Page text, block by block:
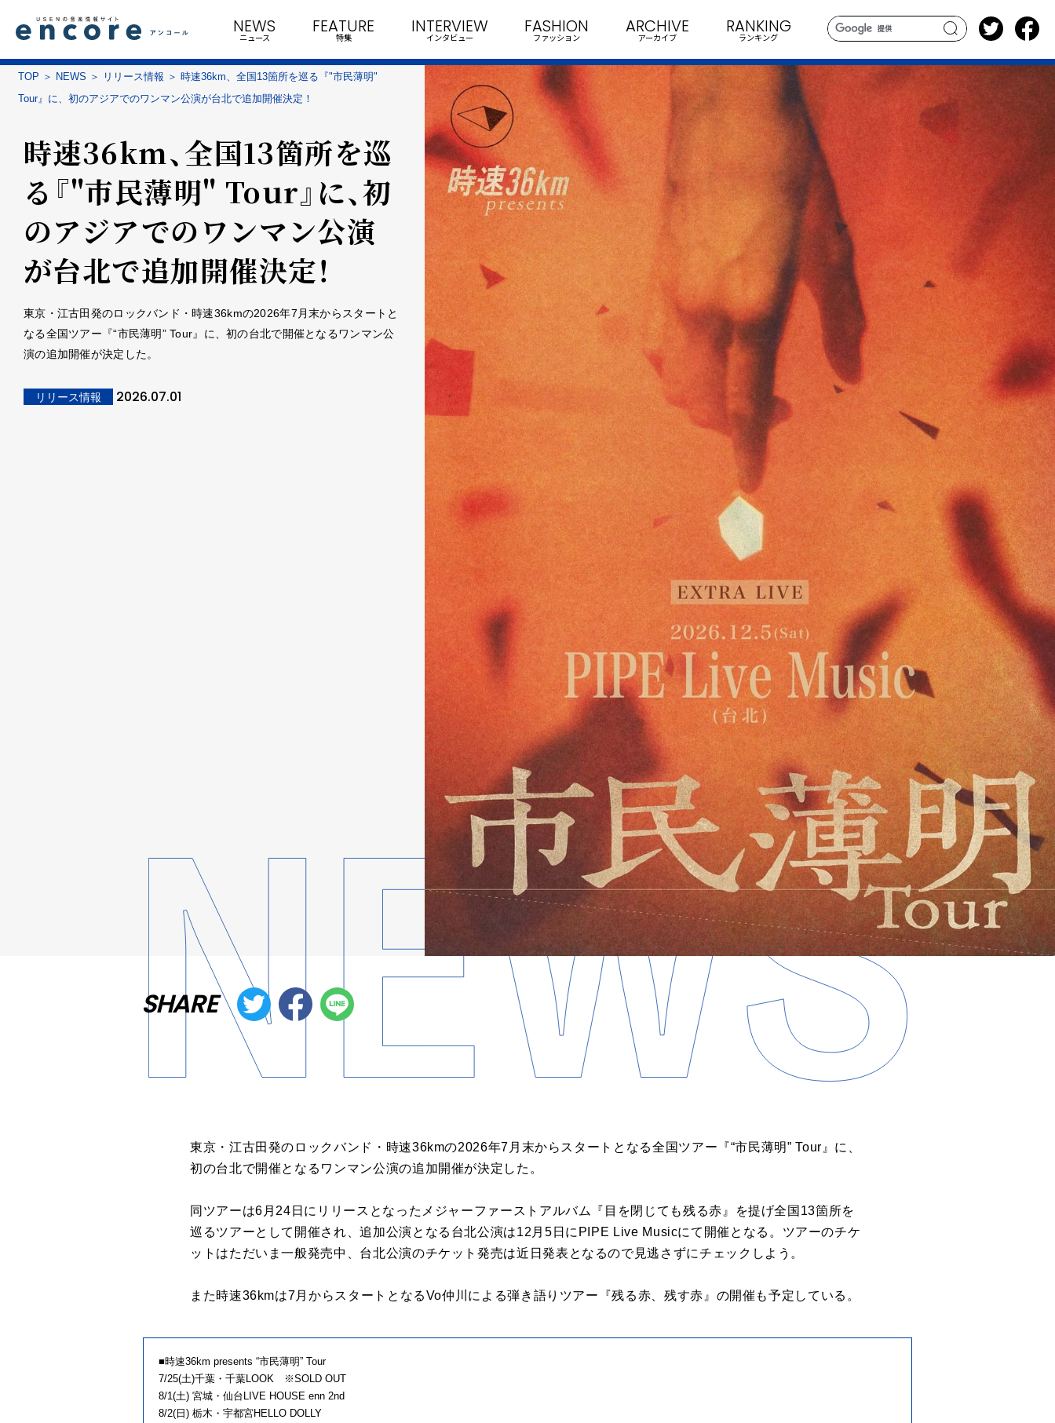
search
NEWS
ニュース
FEATURE
特集
INTERVIEW
インタビュー
FASHION
ファッション
ARCHIVE
アーカイブ
RANKING
ランキング
TOP NEWS リリース情報
時速36km、全国13箇所を巡る『"市民薄明"
Tour』に、初のアジアでのワンマン公演が台北で追加開催決定！
時速36km、全国13箇所を巡
る『"市民薄明" Tour』に、初
のアジアでのワンマン公演
が台北で追加開催決定！
東京・江古田発のロックバンド・時速36kmの2026年7月末からスタートと
なる全国ツアー『“市民薄明” Tour』に、初の台北で開催となるワンマン公
演の追加開催が決定した。
リリース情報 2026.07.01
SHARE
東京・江古田発のロックバンド・時速36kmの2026年7月末からスタートとなる全国ツアー『“市民薄明” Tour』に、
初の台北で開催となるワンマン公演の追加開催が決定した。
同ツアーは6月24日にリリースとなったメジャーファーストアルバム『目を閉じても残る赤』を提げ全国13箇所を
巡るツアーとして開催され、追加公演となる台北公演は12月5日にPIPE Live Musicにて開催となる。ツアーのチケ
ットはただいま一般発売中、台北公演のチケット発売は近日発表となるので見逃さずにチェックしよう。
また時速36kmは7月からスタートとなるVo仲川による弾き語りツアー『残る赤、残す赤』の開催も予定している。
■時速36km presents “市民薄明” Tour
7/25(土)千葉・千葉LOOK ※SOLD OUT
8/1(土) 宮城・仙台LIVE HOUSE enn 2nd
8/2(日) 栃木・宇都宮HELLO DOLLY